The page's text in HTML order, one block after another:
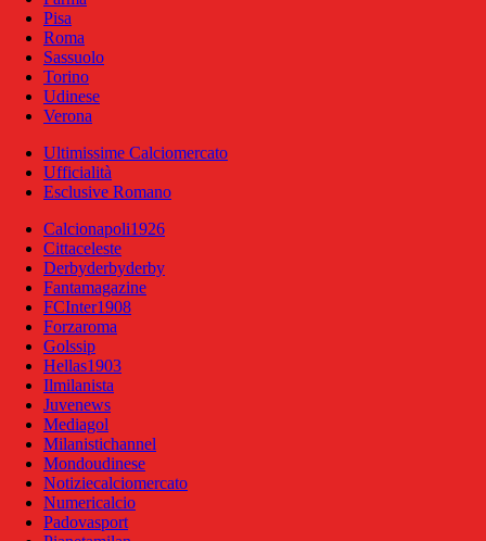
Pisa
Roma
Sassuolo
Torino
Udinese
Verona
Ultimissime Calciomercato
Ufficialità
Esclusive Romano
Calcionapoli1926
Cittaceleste
Derbyderbyderby
Fantamagazine
FCInter1908
Forzaroma
Golssip
Hellas1903
Ilmilanista
Juvenews
Mediagol
Milanistichannel
Mondoudinese
Notiziecalciomercato
Numericalcio
Padovasport